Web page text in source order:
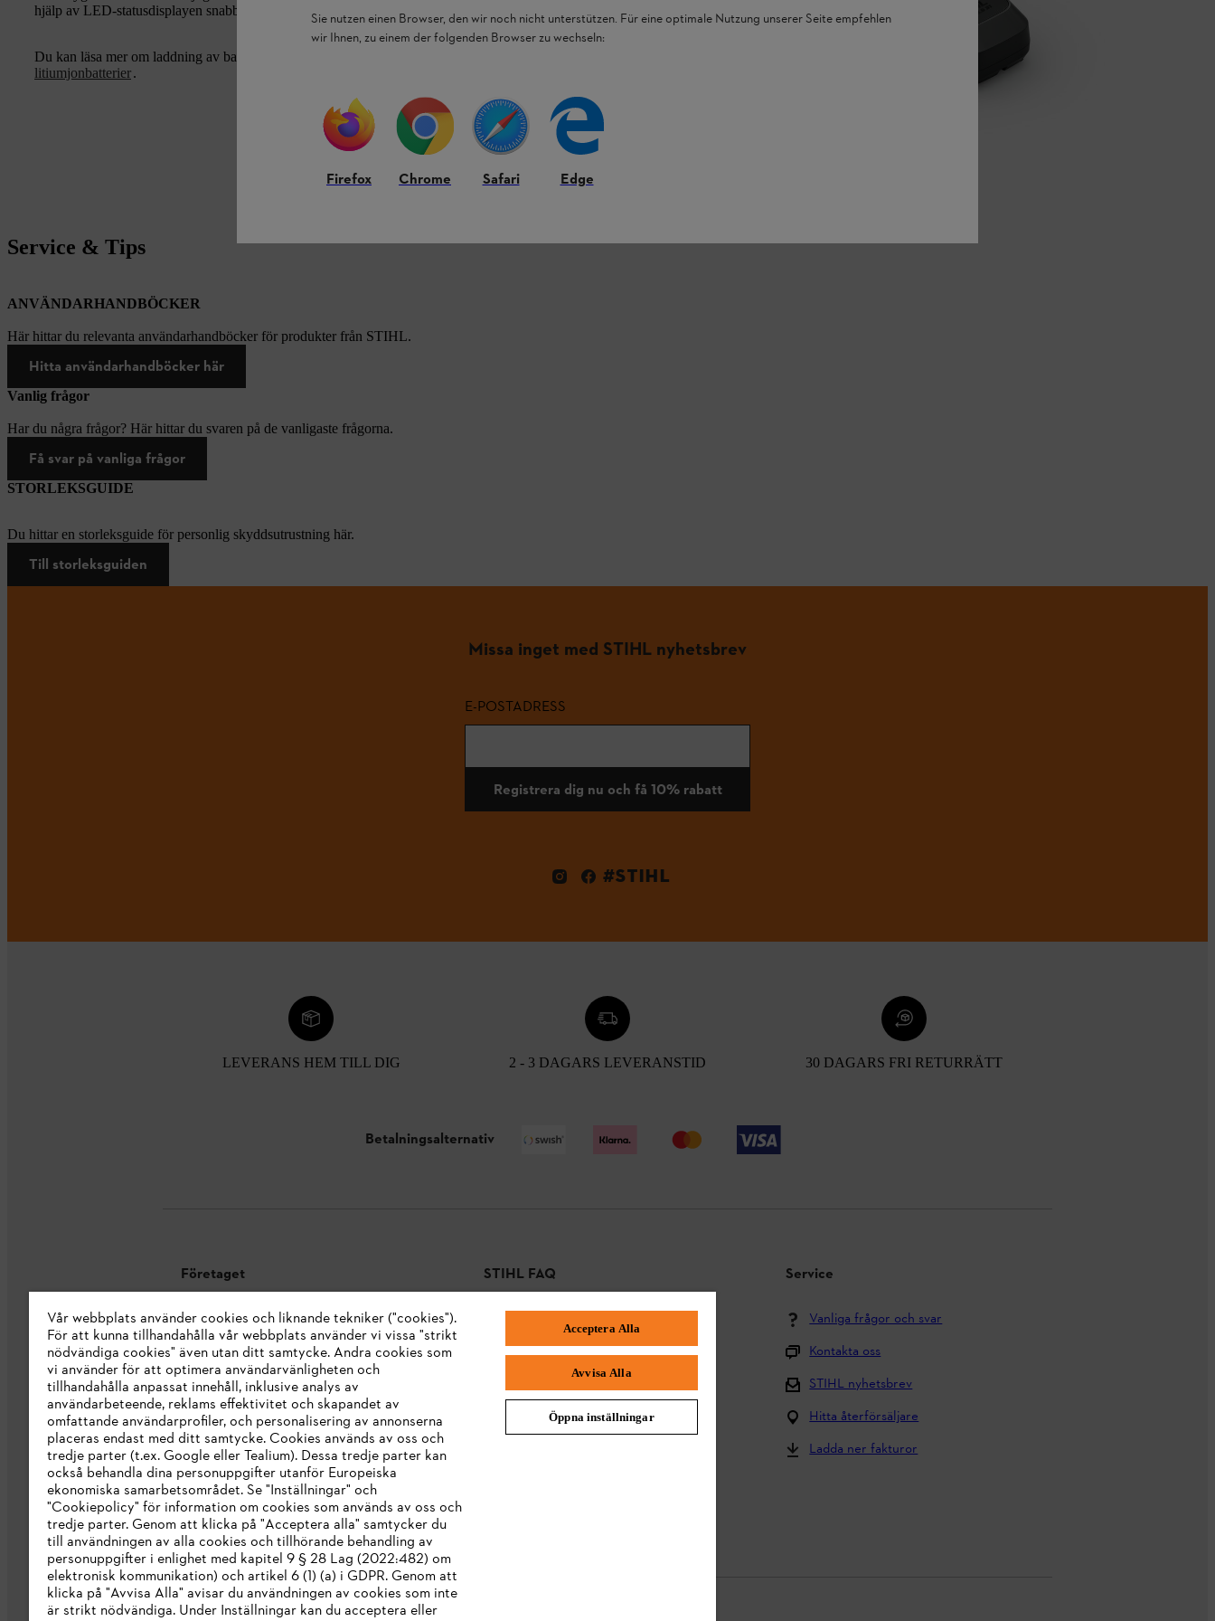
hjälp av LED-statusdisplayen snabbt se batteriets laddningsnivå och hur långt laddningsprocessen har kommit.
Du kan läsa mer om laddning av batterier och vad du behöver tänka på i vår
litiumjonbatterier.
Service & Tips
ANVÄNDARHANDBÖCKER
Här hittar du relevanta användarhandböcker för produkter från STIHL.
Hitta användarhandböcker här
Vanlig frågor
Har du några frågor? Här hittar du svaren på de vanligaste frågorna.
Få svar på vanliga frågor
STORLEKSGUIDE
Du hittar en storleksguide för personlig skyddsutrustning här.
Till storleksguiden
Missa inget med STIHL nyhetsbrev
E-POSTADRESS
Registrera dig nu och få 10% rabatt
#STIHL
LEVERANS HEM TILL DIG 2 - 3 DAGARS LEVERANSTID 30 DAGARS FRI RETURRÄTT
Betalningsalternativ
Företaget
Om oss
STIHL Integrity Line
STIHL varumärkesbutik
Tillgänglighetsredogörelse
STIHL FAQ
Frakt och leverans
Reklamationer och garanti
Service
Vanliga frågor och svar
Kontakta oss
STIHL nyhetsbrev
Hitta återförsäljare
Ladda ner fakturor
Sie nutzen einen Browser, den wir noch nicht unterstützen. Für eine optimale Nutzung unserer Seite empfehlen
wir Ihnen, zu einem der folgenden Browser zu wechseln:
Firefox Chrome Safari Edge
Vår webbplats använder cookies och liknande tekniker ("cookies").
För att kunna tillhandahålla vår webbplats använder vi vissa "strikt
nödvändiga cookies" även utan ditt samtycke. Andra cookies som
vi använder för att optimera användarvänligheten och
tillhandahålla anpassat innehåll, inklusive analys av
användarbeteende, reklams effektivitet och skapandet av
omfattande användarprofiler, och personalisering av annonserna
placeras endast med ditt samtycke. Cookies används av oss och
tredje parter (t.ex. Google eller Tealium). Dessa tredje parter kan
också behandla dina personuppgifter utanför Europeiska
ekonomiska samarbetsområdet. Se "Inställningar" och
"Cookiepolicy" för information om cookies som används av oss och
tredje parter. Genom att klicka på "Acceptera alla" samtycker du
till användningen av alla cookies och tillhörande behandling av
personuppgifter i enlighet med kapitel 9 § 28 Lag (2022:482) om
elektronisk kommunikation) och artikel 6 (1) (a) i GDPR. Genom att
klicka på "Avvisa Alla" avisar du användningen av cookies som inte
är strikt nödvändiga. Under Inställningar kan du acceptera eller
Acceptera Alla
Avvisa Alla
Öppna inställningar